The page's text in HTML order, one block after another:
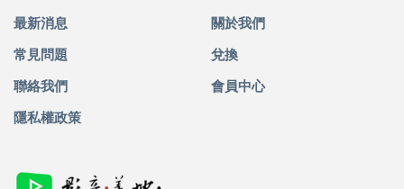
最新消息 關於我們
常見問題 兌換
聯絡我們 會員中心
隱私權政策